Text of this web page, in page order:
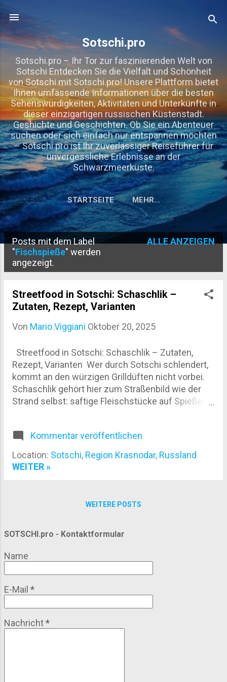
Sotschi.pro
Sotschi.pro – Ihr Tor zur faszinierenden Welt von
Sotschi Entdecken Sie die Vielfalt und Schönheit
von Sotschi mit Sotschi.pro! Unsere Plattform bietet
Ihnen umfassende Informationen über die besten
Sehenswürdigkeiten, Aktivitäten und Unterkünfte in
dieser einzigartigen russischen Küstenstadt.
Geshichte und Geschichten. Ob Sie ein Abenteuer
suchen oder sich einfach nur entspannen möchten
– Sotschi.pro ist Ihr zuverlässiger Reiseführer für
unvergessliche Erlebnisse an der
Schwarzmeerküste.
STARTSEITE MEHR…
P
o
Posts mit dem Label
"Fischspieße" werden
angezeigt.
ALLE ANZEIGEN
Streetfood in Sotschi: Schaschlik –
Zutaten, Rezept, Varianten
Von Mario Viggiani Oktober 20, 2025
Streetfood in Sotschi: Schaschlik – Zutaten,
Rezept, Varianten Wer durch Sotschi schlendert,
kommt an den würzigen Grilldüften nicht vorbei.
Schaschlik gehört hier zum Straßenbild wie der
Strand selbst: saftige Fleischstücke auf Spießen,
stammt ursprünglich aus dem Kaukasus, ist aber
in Russland und umliegenden Ländern
allgegenwärtig. Typisches Fleisch: Schwein, Rind
gleichmäßige Stücke Zwiebeln: gehackt oder in
Gewürze: Salz, Pfeffer, Paprika, Knoblauch,
Tipp: Mindestens 2 Stunden marinieren, besser
über Nacht. Wer morgens vorbereitet...
Kommentar veröffentlichen
Location: Sotschi, Region Krasnodar, Russland
WEITER »
WEITERE POSTS
SOTSCHI.pro - Kontaktformular
Name
E-Mail *
Nachricht*